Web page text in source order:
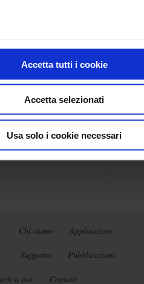
Accetta tutti i cookie
Accetta selezionati
Usa solo i cookie necessari
Firmware CA8334 8345 F607
CA1550 Clamp CA8336
Chi siamo Applicazioni
Supporto Pubblicazioni
a noi Contatti